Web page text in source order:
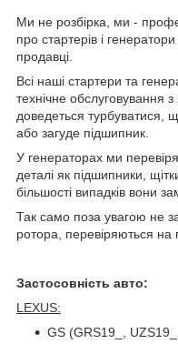
Ми не розбірка, ми -
про стартерів і
продавці.
Всі наші стартери та
технічне обслуговування
доведеться турбуватися,
або загуде підшипник.
У генераторах ми
деталі як підшипники,
більшості випадків вони
Так само поза увагою не
ротора, перевіряються на
Застосовність авто:
LEXUS:
GS (GRS19_,